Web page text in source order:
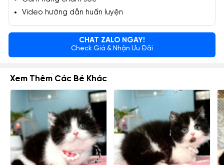
Video hướng dẫn huấn luyện
CHAT ZALO NGAY!
Check Giá & Nhận Ưu Đãi
Xem Thêm Các Bé Khác